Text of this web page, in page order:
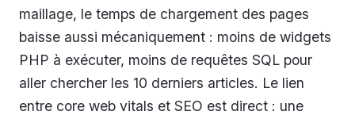
maillage, le temps de chargement des pages
baisse aussi mécaniquement : moins de widgets
PHP à exécuter, moins de requêtes SQL pour
aller chercher les 10 derniers articles. Le lien
entre core web vitals et SEO est direct : une